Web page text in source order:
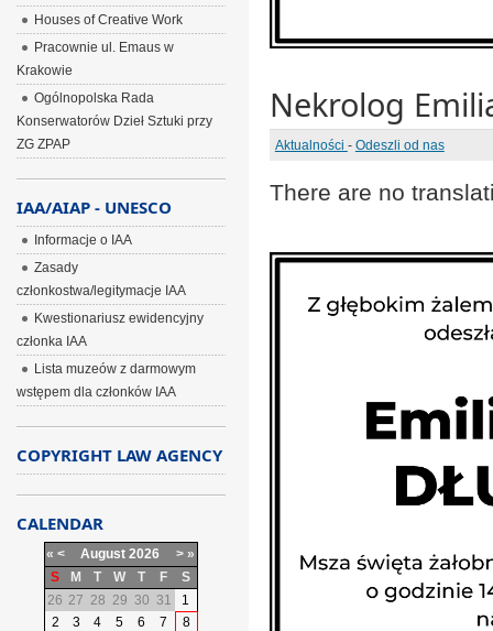
Nekrolog
Aktualności - Odeszli od nas
There are no
Houses of Creative Work
Pracownie ul. Emaus w
Krakowie
Ogólnopolska Rada
Konserwatorów Dzieł Sztuki przy
ZG ZPAP
IAA/AIAP - UNESCO
Informacje o IAA
Zasady
członkostwa/legitymacje IAA
Kwestionariusz ewidencyjny
członka IAA
Lista muzeów z darmowym
wstępem dla członków IAA
COPYRIGHT LAW AGENCY
CALENDAR
« < August 2026 > »
S
M T W T F
S
26 27 28 29 30 31
1
2
3 4 5 6 7
8